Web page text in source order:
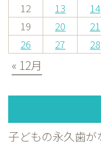
12
13 14
19
20 21
26
27 28
« 12月